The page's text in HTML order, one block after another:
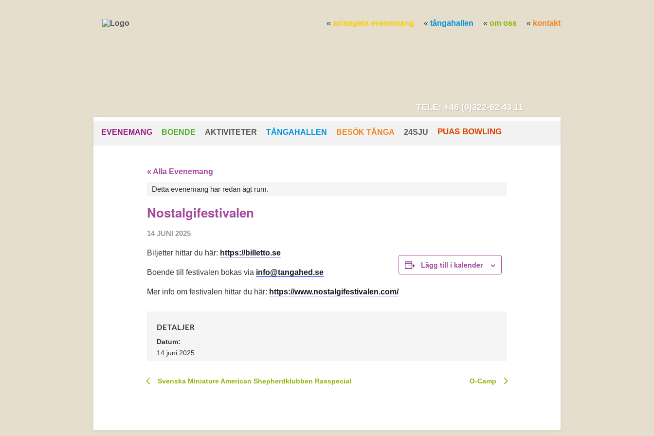
arrangera evenemang tångahallen om oss kontakt
TELE: +46 (0)322-62 43 11
EVENEMANG BOENDE AKTIVITETER TÅNGAHALLEN BESÖK TÅNGA 24SJU PUAS BOWLING
« Alla Evenemang
Detta evenemang har redan ägt rum.
Nostalgifestivalen
14 JUNI 2025
Biljetter hittar du här: https://billetto.se
Boende till festivalen bokas via info@tangahed.se
Mer info om festivalen hittar du här: https://www.nostalgifestivalen.com/
Lägg till i kalender
DETALJER
Datum:
14 juni 2025
Svenska Miniature American Shepherdklubben Rasspecial O-Camp